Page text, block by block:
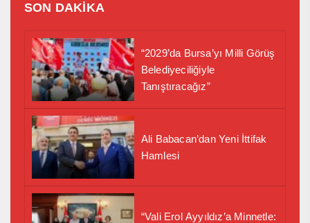
SON DAKİKA
“2029’da Bursa’yı Milli Görüş
Belediyeciliğiyle
Tanıştıracağız”
Ali Babacan’dan Yeni İttifak
Hamlesi
“Vali Erol Ayyıldız’a Minnetle: